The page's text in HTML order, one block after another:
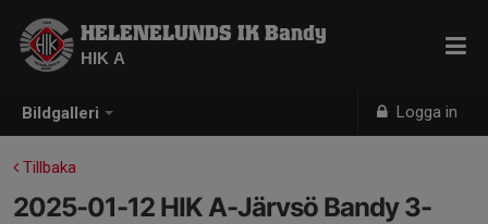
Bildgalleri Logga in
HELENELUNDS IK Bandy
HIK A
Tillbaka
2025-01-12 HIK A-Järvsö Bandy 3-